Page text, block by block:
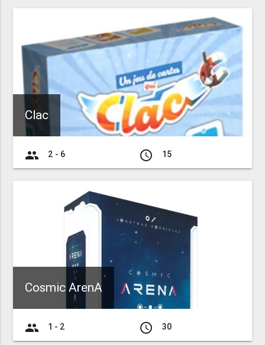
Clac
group 2 - 6 access_time 15
Cosmic ArenA
group 1 - 2 access_time 30